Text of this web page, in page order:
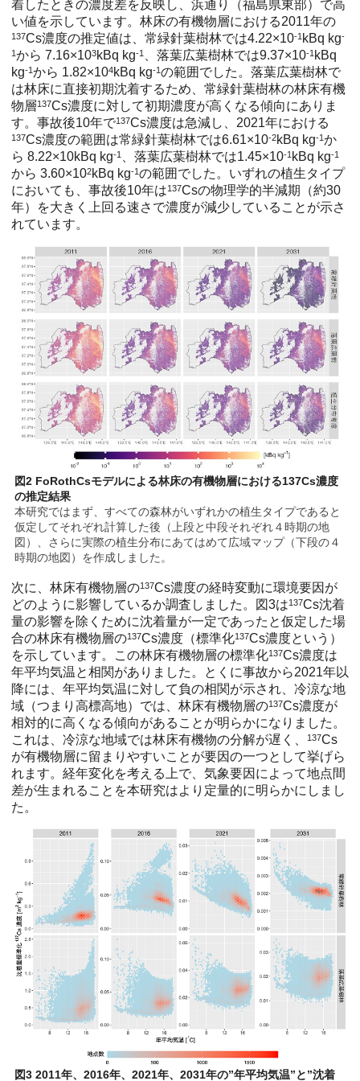
着したときの濃度差を反映し、浜通り（福島県東部）で高
い値を示しています。林床の有機物層における2011年の
137Cs濃度の推定値は、常緑針葉樹林では4.22×10-1 kBq kg-
1から 7.16×103kBq kg-1 、落葉広葉樹林では9.37×10-1 kBq
kg-1から 1.82×104kBq kg-1の範囲でした。落葉広葉樹林で
は林床に直接初期沈着するため、常緑針葉樹林の林床有機
物層137Cs濃度に対して初期濃度が高くなる傾向にありま
す。事故後10年で137Cs濃度は急減し、2021年における
137Cs濃度の範囲は常緑針葉樹林では6.61×10-2kBq kg-1か
ら 8.22×10kBq kg-1 、落葉広葉樹林では1.45×10-1 kBq kg-1
から 3.60×102kBq kg-1の範囲でした。いずれの植生タイプ
においても、事故後10年は137Csの物理学的半減期（約30
年）を大きく上回る速さで濃度が減少していることが示さ
れています。
図2 FoRothCsモデルによる林床の有機物層における137Cs濃度
の推定結果
本研究ではまず、すべての森林がいずれかの植生タイプであると
仮定してそれぞれ計算した後（上段と中段それぞれ４時期の地
図）、さらに実際の植生分布にあてはめて広域マップ（下段の４
時期の地図）を作成しました。
次に、林床有機物層の137Cs濃度の経時変動に環境要因が
どのように影響しているか調査しました。図3は137Cs沈着
量の影響を除くために沈着量が一定であったと仮定した場
合の林床有機物層の137Cs濃度（標準化137Cs濃度という）
を示しています。この林床有機物層の標準化137Cs濃度は
年平均気温と相関がありました。とくに事故から2021年以
降には、年平均気温に対して負の相関が示され、冷涼な地
域（つまり高標高地）では、林床有機物層の137Cs濃度が
相対的に高くなる傾向があることが明らかになりました。
これは、冷涼な地域では林床有機物の分解が遅く、
137Cs
が有機物層に留まりやすいことが要因の一つとして挙げら
れます。経年変化を考える上で、気象要因によって地点間
差が生まれることを本研究はより定量的に明らかにしまし
た。
図3 2011年、2016年、2021年、2031年の”年平均気温”と”沈着